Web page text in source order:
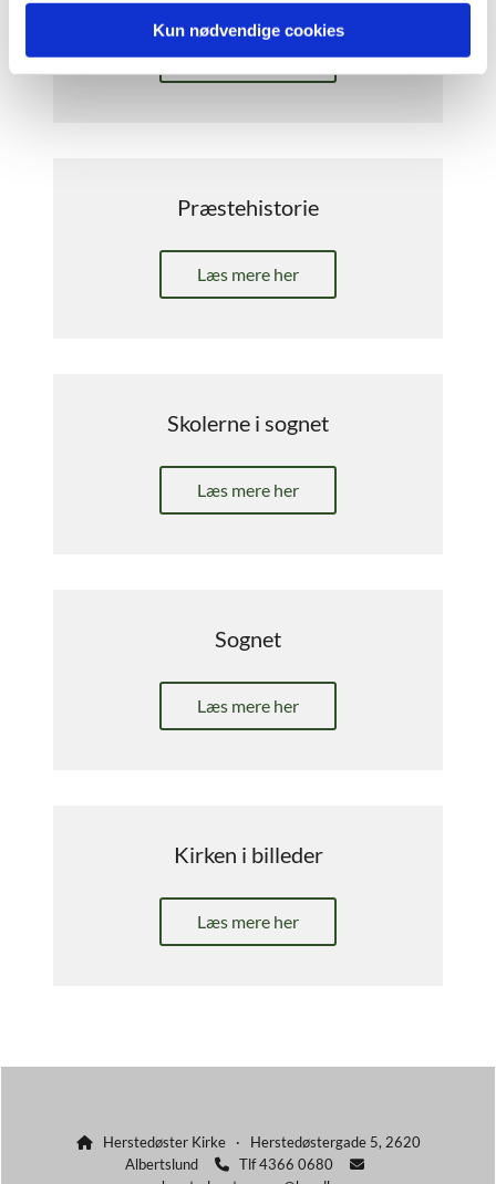
Kun nødvendige cookies
Læs mere her
Præstehistorie
Læs mere her
Skolerne i sognet
Læs mere her
Sognet
Læs mere her
Kirken i billeder
Læs mere her
Herstedøster Kirke · Herstedøstergade 5, 2620
Albertslund
 Tlf 4366 0680 